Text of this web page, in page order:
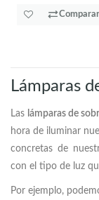
Comparar
Lámparas
Las lámparas de
hora de iluminar
concretas de
con el tipo de luz
Por ejemplo,